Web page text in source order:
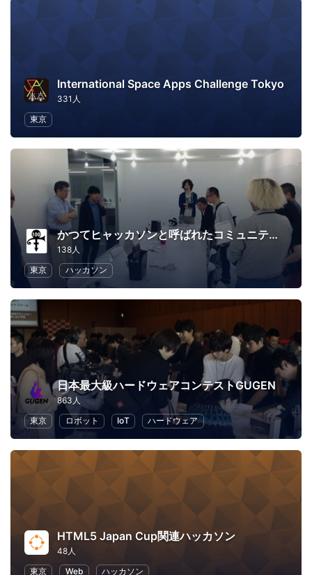
International Space Apps Challenge Tokyo
331人
東京
かつてヒャッカソンと呼ばれたコミュニティ ～The Comunity Formerly Known As Hyack-a-thon～
138人
東京
ハッカソン
日本最大級ハードウェアコンテストGUGEN
863人
東京
ロボット IoT ハードウェア
HTML5 Japan Cup関連ハッカソン
48人
東京
Web ハッカソン